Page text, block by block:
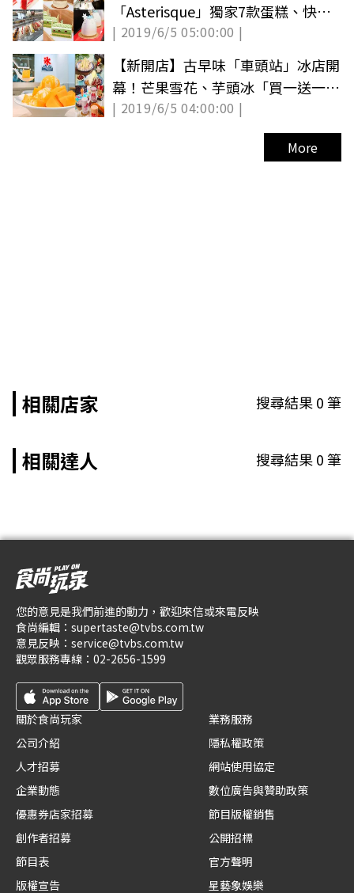
「Asterisque」獨家7款蛋糕、快閃
20天
| 2019/6/5 05:00:00 |
【新開店】古早味「車頭站」冰店開
幕！芒果雪花、芋頭冰「買一送一」
限時3天
| 2019/6/5 04:00:00 |
More
相關店家 搜尋結果0筆
相關達人 搜尋結果0筆
您的意見是我們前進的動力，歡迎來信或來電反映
食尚編輯： supertaste@tvbs.com.tw
意見反映： service@tvbs.com.tw
觀眾服務專線： 02-2656-1599
關於食尚玩家
公司介紹
人才招募
企業動態
優惠券店家招募
創作者招募
節目表
版權宣告
業務服務
隱私權政策
網站使用協定
數位廣告與贊助政策
節目版權銷售
公開招標
官方聲明
星藝象娛樂